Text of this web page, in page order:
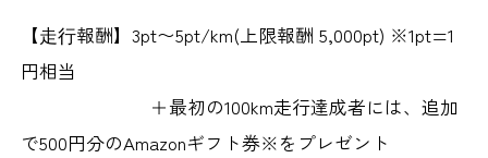
【⾛⾏報酬】3pt〜5pt/km(上限報酬 5,000pt) ※1pt=1
円相当
＋最初の100km走行達成者には、追加
で500円分のAmazonギフト券※をプレゼント